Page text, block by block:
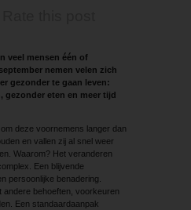
veel mensen één of
nemen velen zich
gezonder te gaan leven:
gezonder eten en meer tijd
deze voornemens langer dan
en vallen zij al snel weer
Waarom? Het veranderen
Een blijvende
persoonlijke benadering.
andere behoeften, voorkeuren
Een standaardaanpak